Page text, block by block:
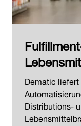
Dematic
Distributions-